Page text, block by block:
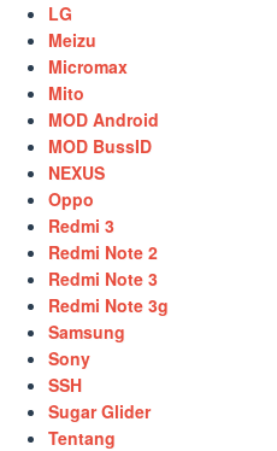
LG
Meizu
Micromax
Mito
MOD Android
MOD BussID
NEXUS
Oppo
Redmi 3
Redmi Note 2
Redmi Note 3
Redmi Note 3g
Samsung
Sony
SSH
Sugar Glider
Tentang